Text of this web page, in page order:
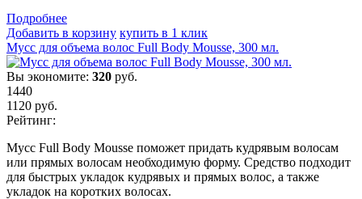
Подробнеe
Добавить в корзину купить в 1 клик
Мусс для объема волос Full Body Mousse, 300 мл.
Вы экономите: 320 руб.
1440
1120 руб.
Рейтинг:
Мусс Full Body Mousse поможет придать кудрявым волосам
или прямых волосам необходимую форму. Средство подходит
для быстрых укладок кудрявых и прямых волос, а также
укладок на коротких волосах.